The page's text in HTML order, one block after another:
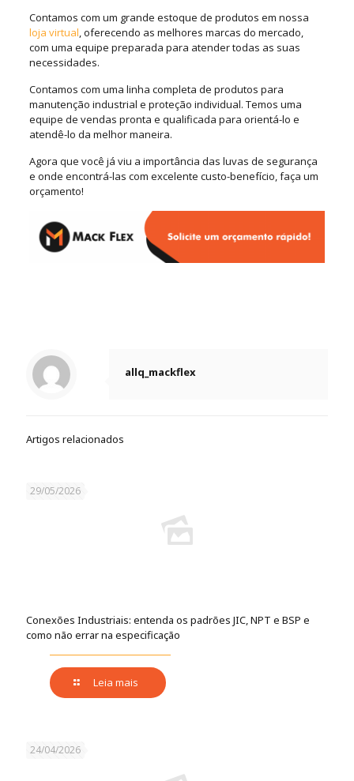
Contamos com um grande estoque de produtos em nossa
loja virtual, oferecendo as melhores marcas do mercado,
com uma equipe preparada para atender todas as suas
necessidades.
Contamos com uma linha completa de produtos para
manutenção industrial e proteção individual. Temos uma
equipe de vendas pronta e qualificada para orientá-lo e
atendê-lo da melhor maneira.
Agora que você já viu a importância das luvas de segurança
e onde encontrá-las com excelente custo-benefício, faça um
orçamento!
allq_mackflex
Artigos relacionados
29/05/2026
Conexões Industriais: entenda os padrões JIC, NPT e BSP e
como não errar na especificação
Leia mais
24/04/2026